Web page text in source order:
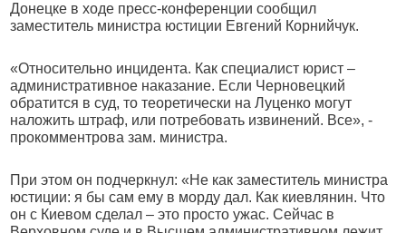
Донецке в ходе пресс-конференции сообщил
заместитель министра юстиции Евгений Корнийчук.
«Относительно инцидента. Как специалист юрист –
административное наказание. Если Черновецкий
обратится в суд, то теоретически на Луценко могут
наложить штраф, или потребовать извинений. Все», -
прокомментрова зам. министра.
При этом он подчеркнул: «Не как заместитель министра
юстиции: я бы сам ему в морду дал. Как киевлянин. Что
он с Киевом сделал – это просто ужас. Сейчас в